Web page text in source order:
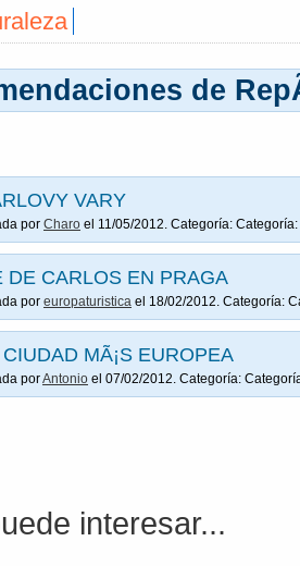
de
VARY
por Charo el 11/05/2012. Categoría: Categoría:
DE CARLOS EN PRAGA
por europaturistica el 18/02/2012. Categoría:
MÃ¡S EUROPEA
porAntonio el 07/02/2012. Categoría:
interesar...